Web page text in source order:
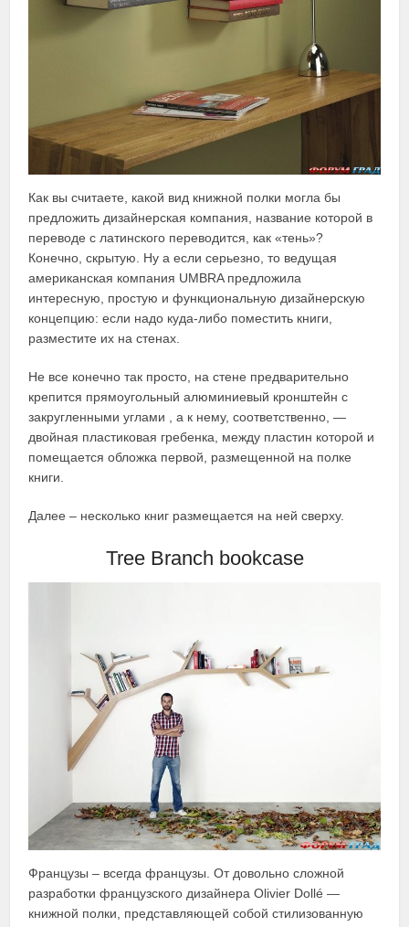
Как вы считаете, какой вид книжной полки могла бы
предложить дизайнерская компания, название которой в
переводе с латинского переводится, как «тень»?
Конечно, скрытую. Ну а если серьезно, то ведущая
американская компания UMBRA предложила
интересную, простую и функциональную дизайнерскую
концепцию: если надо куда-либо поместить книги,
разместите их на стенах.
Не все конечно так просто, на стене предварительно
крепится прямоугольный алюминиевый кронштейн с
закругленными углами , а к нему, соответственно, —
двойная пластиковая гребенка, между пластин которой и
помещается обложка первой, размещенной на полке
книги.
Далее – несколько книг размещается на ней сверху.
Tree Branch bookcase
Французы – всегда французы. От довольно сложной
разработки французского дизайнера Olivier Dollé —
книжной полки, представляющей собой стилизованную